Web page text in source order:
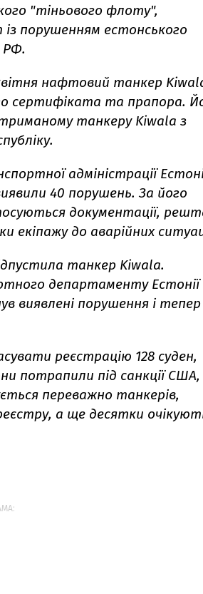
"тіньового флоту",
порушенням естонського
РФ.
нафтовий танкер
сертифіката та прапора.
танкеру Kiwala з
адміністрації
40 порушень. За його
документації,
екіпажу до аварійних
танкер Kiwala.
департаменту Естонії
виявлені порушення і тепер
реєстрацію 128 суден,
потрапили під санкції США,
переважно танкерів,
а ще десятки